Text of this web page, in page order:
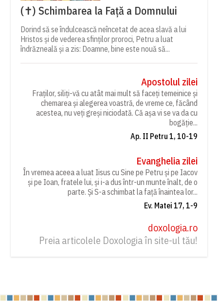
(✝) Schimbarea la Față a Domnului
Dorind să se îndulcească neîncetat de acea slavă a lui
Hristos și de vederea sfinților proroci, Petru a luat
îndrăzneală și a zis: Doamne, bine este nouă să...
Apostolul zilei
Fraților, siliți-vă cu atât mai mult să faceți temeinice și
chemarea și alegerea voastră, de vreme ce, făcând
acestea, nu veți greși niciodată. Că așa vi se va da cu
bogăție...
Ap. II Petru 1, 10-19
Evanghelia zilei
În vremea aceea a luat Iisus cu Sine pe Petru și pe Iacov
și pe Ioan, fratele lui, și i-a dus într-un munte înalt, de o
parte. Și S-a schimbat la față înaintea lor...
Ev. Matei 17, 1-9
doxologia.ro
Preia articolele Doxologia în site-ul tău!